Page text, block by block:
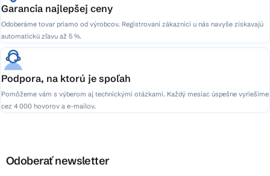
Garancia najlepšej ceny
Odoberáme tovar priamo od výrobcov. Registrovaní zákazníci u nás navyše získavajú
automatickú zľavu až 5 %.
Podpora, na ktorú je spoľah
Pomôžeme vám s výberom aj technickými otázkami. Každý mesiac úspešne vyriešime
cez 4 000 hovorov a e-mailov.
Odoberať newsletter